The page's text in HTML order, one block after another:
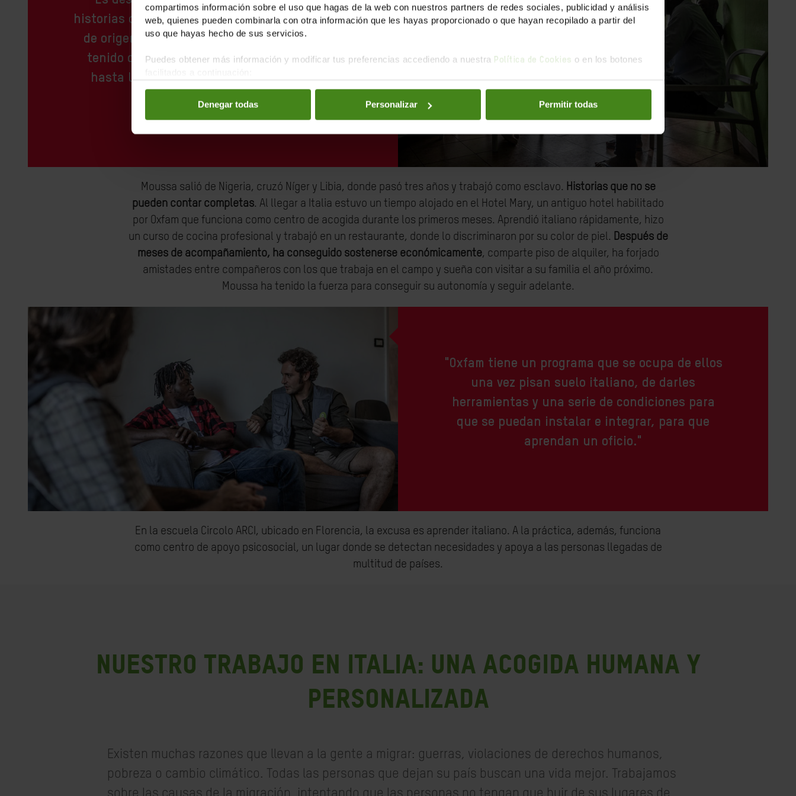
compartimos información sobre el uso que hagas de la web con nuestros partners de redes sociales, publicidad y análisis
web, quienes pueden combinarla con otra información que les hayas proporcionado o que hayan recopilado a partir del
uso que hayas hecho de sus servicios.
Puedes obtener más información y modificar tus preferencias accediendo a nuestra Política de Cookies o en los botones
Denegar todas Personalizar Permitir todas
historias que les mueven: abandonar sus países
de origen para llegar hasta aquí cuando han
tenido que salir con cuatro cosas, andando
hasta llegar a la costa de África... La gran
mayoría pasa por Libia."
Moussa salió de Nigeria, cruzó Níger y Libia, donde pasó tres años y trabajó como esclavo. Historias que no se
pueden contar completas. Al llegar a Italia estuvo un tiempo alojado en el Hotel Mary, un antiguo hotel habilitado
por Oxfam que funciona como centro de acogida durante los primeros meses. Aprendió italiano rápidamente, hizo
un curso de cocina profesional y trabajó en un restaurante, donde lo discriminaron por su color de piel. Después de
meses de acompañamiento, ha conseguido sostenerse económicamente, comparte piso de alquiler, ha forjado
amistades entre compañeros con los que trabaja en el campo y sueña con visitar a su familia el año próximo.
Moussa ha tenido la fuerza para conseguir su autonomía y seguir adelante.
"Oxfam tiene un programa que se ocupa de ellos
una vez pisan suelo italiano, de darles
herramientas y una serie de condiciones para
que se puedan instalar e integrar, para que
aprendan un oficio."
En la escuela Circolo ARCI, ubicado en Florencia, la excusa es aprender italiano. A la práctica, además, funciona
como centro de apoyo psicosocial, un lugar donde se detectan necesidades y apoya a las personas llegadas de
multitud de países.
NUESTRO TRABAJO EN ITALIA: UNA ACOGIDA HUMANA Y
PERSONALIZADA
Existen muchas razones que llevan a la gente a migrar: guerras, violaciones de derechos humanos,
pobreza o cambio climático. Todas las personas que dejan su país buscan una vida mejor. Trabajamos